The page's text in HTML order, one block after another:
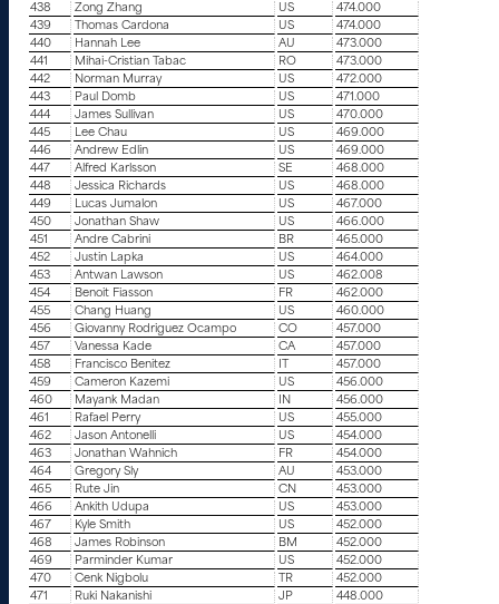
438
Zong Zhang US
474.000
439
Thomas Cardona US
474.000
440
Hannah Lee AU
473.000
441
Mihai-Cristian Tabac RO
473.000
442
Norman Murray US
472.000
443
Paul Domb US
471.000
444
James Sullivan US
470.000
445
Lee Chau US
469.000
446
Andrew Edlin US
469.000
447
Alfred Karlsson SE
468.000
448
Jessica Richards US
468.000
449
Lucas Jumalon US
467.000
450
Jonathan Shaw US
466.000
451
Andre Cabrini BR
465.000
452
Justin Lapka US
464.000
453
Antwan Lawson US
462.008
454
Benoit Fiasson FR
462.000
455
Chang Huang US
460.000
456
Giovanny Rodriguez Ocampo CO
457.000
457
Vanessa Kade CA
457.000
458
Francisco Benitez
457.000
459
Cameron Kazemi US
456.000
460
Mayank Madan IN
456.000
461
Rafael Perry US
455.000
462
Jason Antonelli US
454.000
463
Jonathan Wahnich FR
454.000
464
Gregory Sly AU
453.000
465
Rute Jin CN
453.000
466
Ankith Udupa US
453.000
467
Kyle Smith US
452.000
468
James Robinson BM
452.000
469
Parminder Kumar US
452.000
470
Cenk Nigbolu TR
452.000
471
Ruki Nakanishi JP
448.000